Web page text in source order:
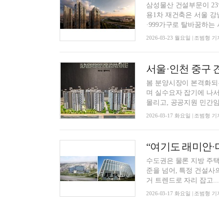
삼성물산 건설부문이
용1차 재건축은 서울 강
·999가구로 탈바꿈하는
2026-03-23 월요일 | 조범형 기
봄 분양시장이 본격화
며 실수요자 잡기에 나
몰리고, 공공지원 민간
2026-03-17 화요일 | 조범형 기
“여기도 래미안
수도권은 물론 지방 주
준을 넘어, 특정 건설사
거 트렌드로 자리 잡고...
2026-03-17 화요일 | 조범형 기